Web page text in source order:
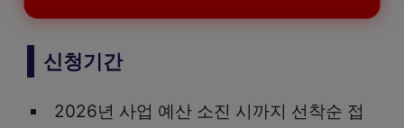
신청기간
2026년 사업 예산 소진 시까지 선착순 접